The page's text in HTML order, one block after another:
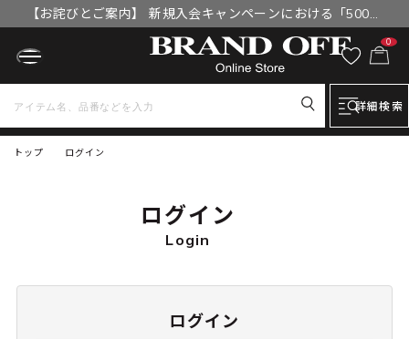
【お詫びとご案内】 新規入会キャンペーンにおける「500円
OFFクーポン」付与漏れと補填について
0
詳細検索
トップ ログイン
ログイン
Login
ログイン